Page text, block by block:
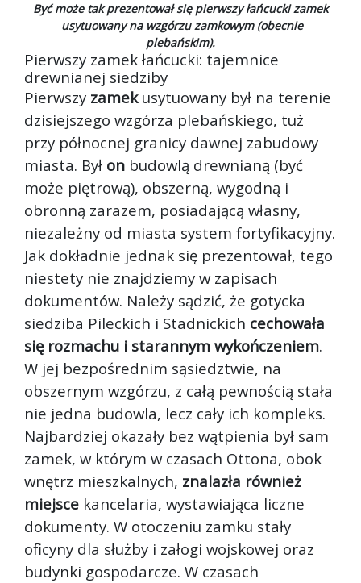
Być może tak prezentował się pierwszy łańcucki zamek
usytuowany na wzgórzu zamkowym (obecnie
plebańskim).
Pierwszy zamek łańcucki: tajemnice
drewnianej siedziby
Pierwszy zamekusytuowany był na terenie
dzisiejszego wzgórza plebańskiego, tuż
przy północnej granicy dawnej zabudowy
miasta. Był on budowlą drewnianą (być
może piętrową), obszerną, wygodną i
obronną zarazem, posiadającą własny,
niezależny od miasta system fortyfikacyjny.
Jak dokładnie jednak się prezentował, tego
niestety nie znajdziemy w zapisach
dokumentów. Należy sądzić, że gotycka
siedziba Pileckich i Stadnickich cechowała
się rozmachu i starannym wykończeniem.
W jej bezpośrednim sąsiedztwie, na
obszernym wzgórzu, z całą pewnością stała
nie jedna budowla, lecz cały ich kompleks.
Najbardziej okazały bez wątpienia był sam
zamek, w którym w czasach Ottona, obok
wnętrz mieszkalnych, znalazła również
miejsce kancelaria, wystawiająca liczne
dokumenty. W otoczeniu zamku stały
oficyny dla służby i załogi wojskowej oraz
budynki gospodarcze. W czasach